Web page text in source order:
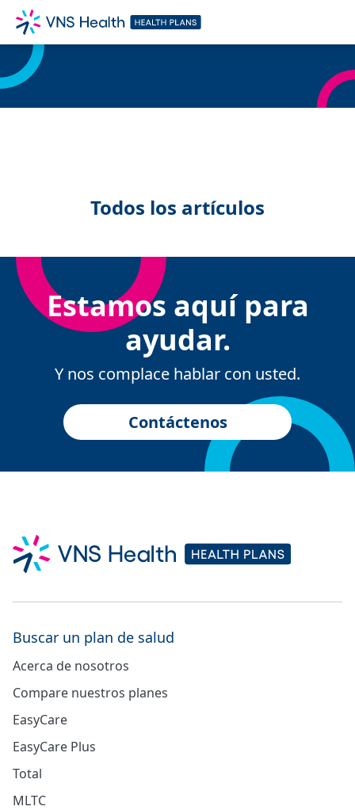
Todos los artículos
Estamos aquí para
ayudar.
Y nos complace hablar con usted.
Contáctenos
Buscar un plan de salud
Acerca de nosotros
Compare nuestros planes
EasyCare
EasyCare Plus
Total
MLTC